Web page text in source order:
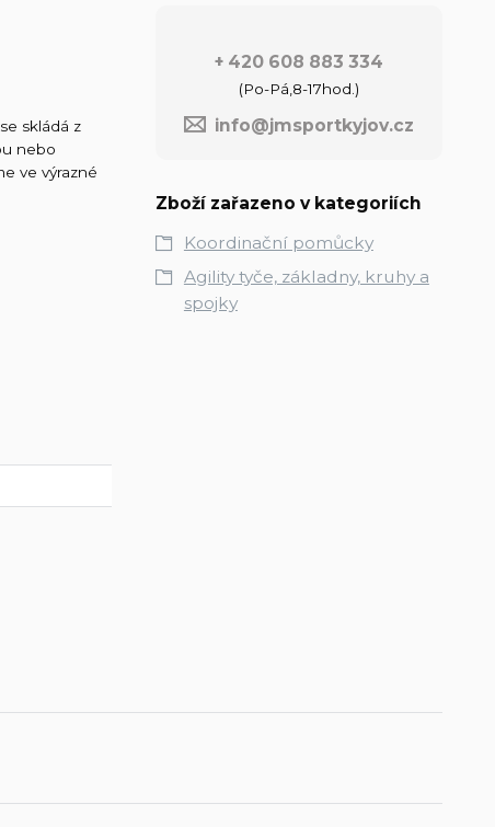
skládá z
nebo
ve výrazné
+ 420 608 883 334
(Po-Pá,8-17hod.)
info@jmsportkyjov.cz
Zboží zařazeno v kategoriích
Koordinační pomůcky
Agility tyče, základny, kruhy a
spojky